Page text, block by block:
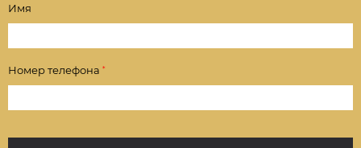
Имя
Номер телефона *